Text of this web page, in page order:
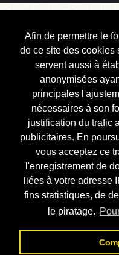
Afin de permettre le
de ce site des cookies
servent aussi à
anonymisées
principales
nécessaires à son
justification du trafic
publicitaires. En
vous acceptez ce
l'enregistrement de
liées à votre adresse
fins statistiques, de
le piratage.
Courbis, «
Blog Officiel
Bienvenue
Réalisations
Divers (et d’été)
Annonces
Liens externes
Téléchargement
Contact